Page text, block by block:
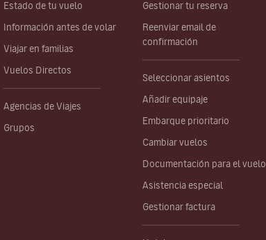
Estado de tu vuelo
Información antes de volar
Viajar en familias
Vuelos Directos
Agencias de Viajes
Grupos
Gestionar tu reserva
Reenviar email de
confirmación
Seleccionar asientos
Añadir equipaje
Embarque prioritario
Cambiar vuelos
Documentación para el vuelo
Asistencia especial
Gestionar factura